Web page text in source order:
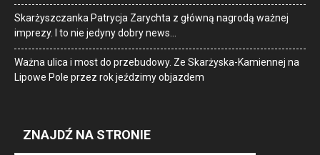
Skarżyszczanka Patrycja Zarychta z główną nagrodą ważnej
imprezy. I to nie jedyny dobry news…
Ważna ulica i most do przebudowy. Ze Skarżyska-Kamiennej na
Lipowe Pole przez rok jeździmy objazdem
ZNAJDŹ NA STRONIE